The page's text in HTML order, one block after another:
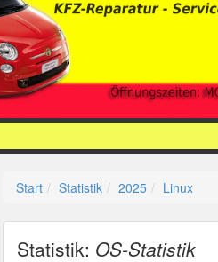
Start Statistik 2025 Linux
Statistik: OS-Statistik